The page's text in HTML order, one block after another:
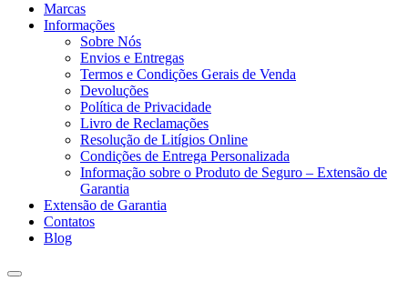
Marcas
Informações
Sobre Nós
Envios e Entregas
Termos e Condições Gerais de Venda
Devoluções
Política de Privacidade
Livro de Reclamações
Resolução de Litígios Online
Condições de Entrega Personalizada
Informação sobre o Produto de Seguro – Extensão de
Garantia
Extensão de Garantia
Contatos
Blog